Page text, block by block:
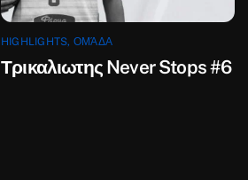
HIGHLIGHTS, ΟΜΆΔΑ
Τρικαλιωτης Never Stops #6